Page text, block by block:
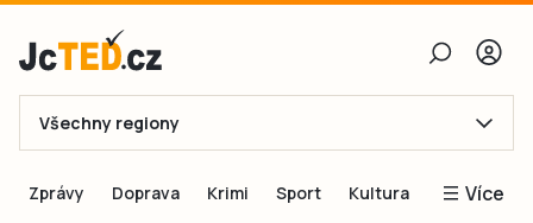
E-mail
Všechny regiony
Zprávy Doprava Krimi Sport Kultura Více